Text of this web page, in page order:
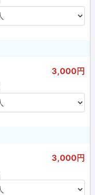
3,000円
3,000円